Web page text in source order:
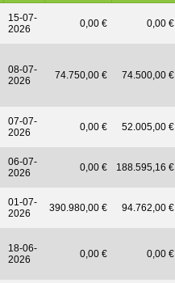
15-07-
2026
0,00 € 0,00 €
08-07-
2026
74.750,00 € 74.500,00 €
07-07-
2026
0,00 € 52.005,00 €
06-07-
2026
0,00 € 188.595,16 €
01-07-
2026
390.980,00 € 94.762,00 €
18-06-
2026
0,00 € 0,00 €